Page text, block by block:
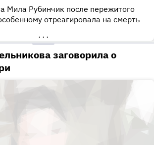
Мила Рубинчик после пережитого
отреагировала на смерть
•••
заговорила о